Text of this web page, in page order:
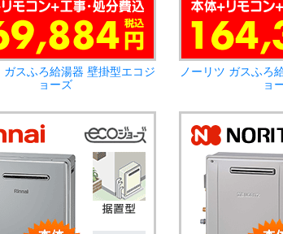
ガスふろ給湯器 壁掛型エコジ
ョーズ
ノーリツ ガスふろ
ョ